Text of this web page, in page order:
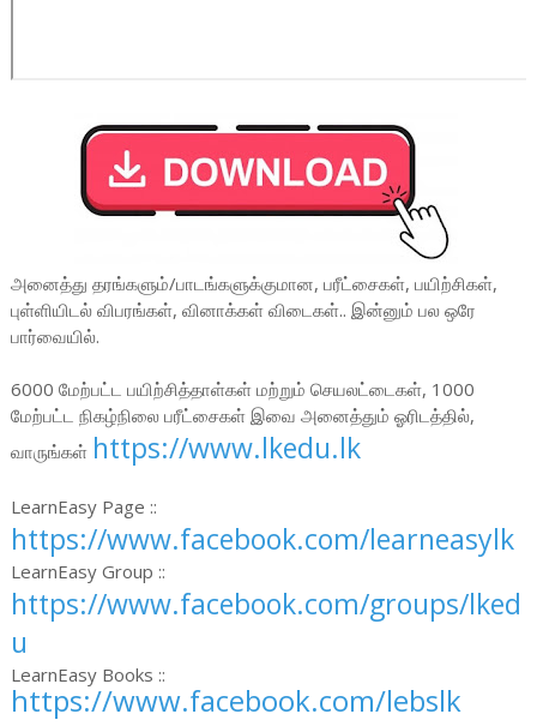
அனைத்து தரங்களும்/பாடங்களுக்குமான, பரீட்சைகள், பயிற்சிகள்,
புள்ளியிடல் விபரங்கள், வினாக்கள் விடைகள்.. இன்னும் பல ஒரே
பார்வையில்.
6000 மேற்பட்ட பயிற்சித்தாள்கள் மற்றும் செயலட்டைகள், 1000
மேற்பட்ட நிகழ்நிலை பரீட்சைகள் இவை அனைத்தும் ஓரிடத்தில்,
வாருங்கள் https://www.lkedu.lk
LearnEasy Page ::
https://www.facebook.com/learneasylk
LearnEasy Group ::
https://www.facebook.com/groups/lked
u
LearnEasy Books ::
https://www.facebook.com/lebslk